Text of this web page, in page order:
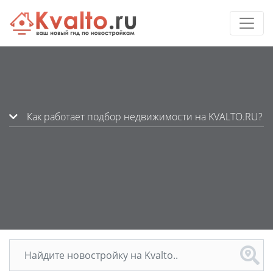
Как работает подбор недвижимости на KVALTO.RU?